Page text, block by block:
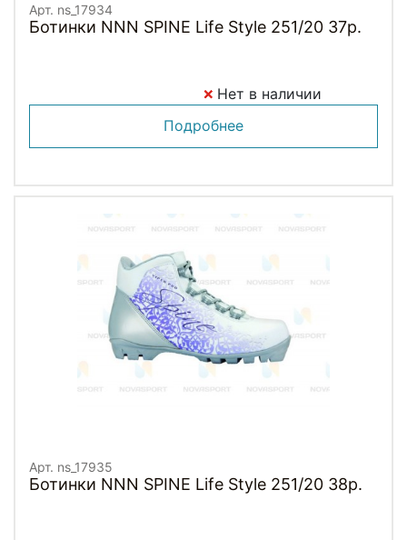
Арт. ns_17934
Ботинки NNN SPINE Life Style 251/20 37р.
Нет в наличии
Подробнее
Арт. ns_17935
Ботинки NNN SPINE Life Style 251/20 38р.